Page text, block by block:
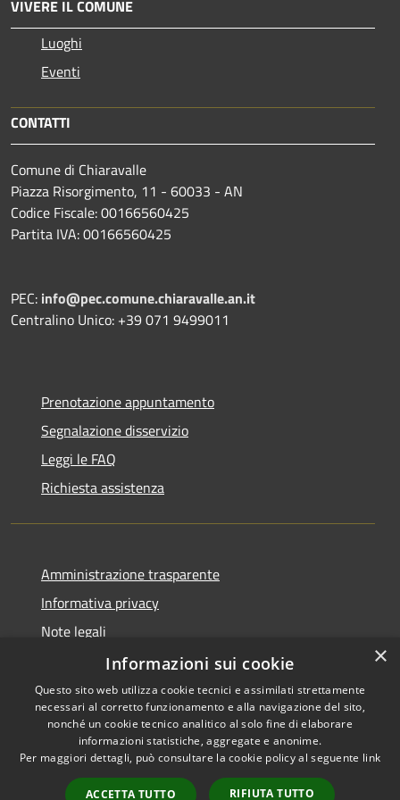
VIVERE IL COMUNE
Luoghi
Eventi
CONTATTI
Comune di Chiaravalle
Piazza Risorgimento, 11 - 60033 - AN
Codice Fiscale: 00166560425
Partita IVA: 00166560425
PEC: info@pec.comune.chiaravalle.an.it
Centralino Unico: +39 071 9499011
Prenotazione appuntamento
Segnalazione disservizio
Leggi le FAQ
Richiesta assistenza
Amministrazione trasparente
Informativa privacy
Note legali
Dichiarazione di accessibilità
RSS
Accessibilità
Copyright © 2026 • Comune di
Municipium• Accesso
×
Informazioni sui cookie
Questo sito web utilizza cookie tecnici e assimilati strettamente
necessari al corretto funzionamento e alla navigazione del sito,
nonché un cookie tecnico analitico al solo fine di elaborare
informazioni statistiche, aggregate e anonime.
Per maggiori dettagli, può consultare la cookie policy al seguente link
ACCETTA TUTTO RIFIUTA TUTTO